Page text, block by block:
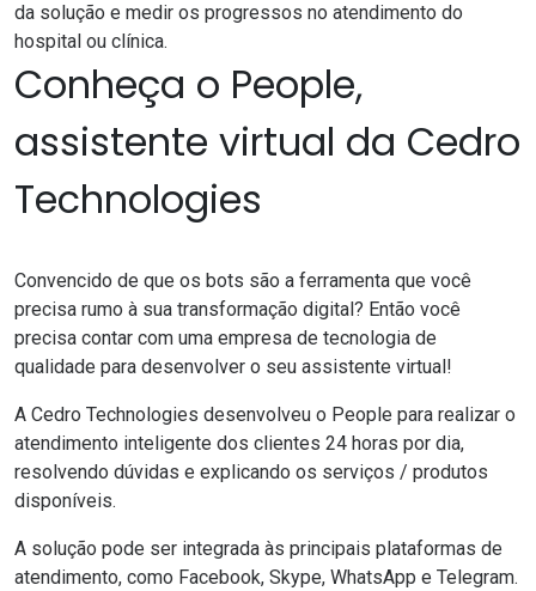
da solução e medir os progressos no atendimento do
hospital ou clínica.
Conheça o People,
assistente virtual da Cedro
Technologies
Convencido de que os bots são a ferramenta que você
precisa rumo à sua transformação digital? Então você
precisa contar com uma empresa de tecnologia de
qualidade para desenvolver o seu assistente virtual!
A Cedro Technologies desenvolveu o People para realizar o
atendimento inteligente dos clientes 24 horas por dia,
resolvendo dúvidas e explicando os serviços / produtos
disponíveis.
A solução pode ser integrada às principais plataformas de
atendimento, como Facebook, Skype, WhatsApp e Telegram.